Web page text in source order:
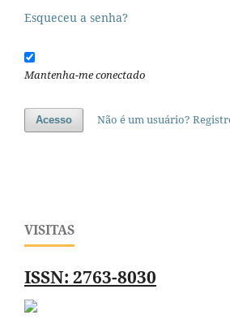
Esqueceu a senha?
Mantenha-me conectado
Acesso Não é um usuário?
VISITAS
ISSN: 2763-8030